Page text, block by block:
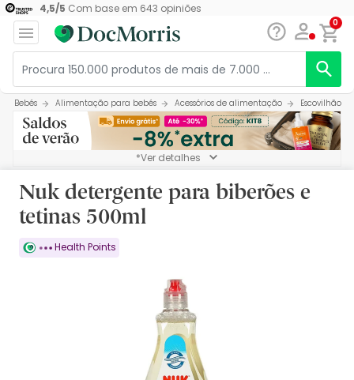
4,5/5 Com base em 643 opiniões
0
Bebés Alimentação para bebés Acessórios de alimentação Escovilhão
*Ver detalhes
Nuk detergente para biberões e
tetinas 500ml
Health Points